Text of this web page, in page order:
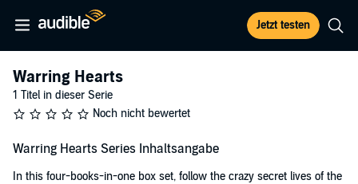
Jetzt testen
Warring Hearts
1 Titel in dieser Serie
Noch nicht bewertet
Warring Hearts Series Inhaltsangabe
In this four-books-in-one box set, follow the crazy secret lives of the